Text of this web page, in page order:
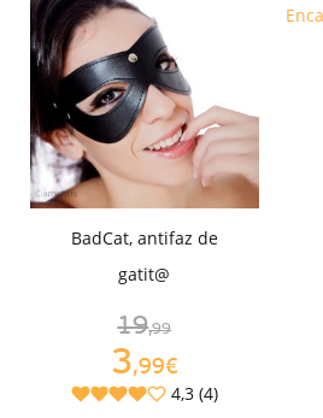
BadCat, antifaz de
gatit@
19,99
3,99€
4,3 (4)